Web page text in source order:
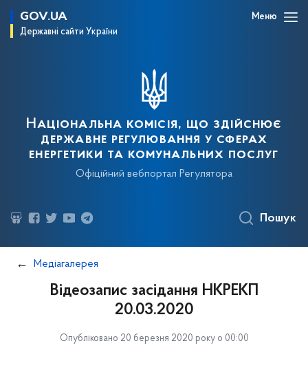
GOV.UA
Державні сайти України
Меню
Національна комісія, що здійснює
державне регулювання у сферах
енергетики та комунальних послуг
Офіційний вебпортал Регулятора
Пошук
Медіагалерея
Відеозапис засідання НКРЕКП
20.03.2020
Опубліковано 20 березня 2020 року о 00:00